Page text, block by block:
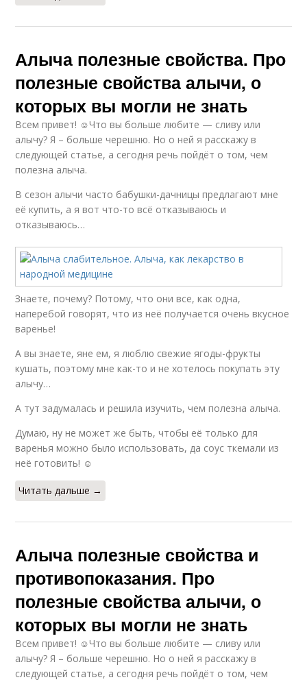
Алыча полезные свойства. Про
полезные свойства алычи, о
которых вы могли не знать
Всем привет! ☺Что вы больше любите — сливу или
алычу? Я – больше черешню. Но о ней я расскажу в
следующей статье, а сегодня речь пойдёт о том, чем
полезна алыча.
В сезон алычи часто бабушки-дачницы предлагают мне
её купить, а я вот что-то всё отказываюсь и
отказываюсь…
Знаете, почему? Потому, что они все, как одна,
наперебой говорят, что из неё получается очень вкусное
варенье!
А вы знаете, яне ем, я люблю свежие ягоды-фрукты
кушать, поэтому мне как-то и не хотелось покупать эту
алычу…
А тут задумалась и решила изучить, чем полезна алыча.
Думаю, ну не может же быть, чтобы её только для
варенья можно было использовать, да соус ткемали из
неё готовить! ☺
Читать дальше →
Алыча полезные свойства и
противопоказания. Про
полезные свойства алычи, о
которых вы могли не знать
Всем привет! ☺Что вы больше любите — сливу или
алычу? Я – больше черешню. Но о ней я расскажу в
следующей статье, а сегодня речь пойдёт о том, чем